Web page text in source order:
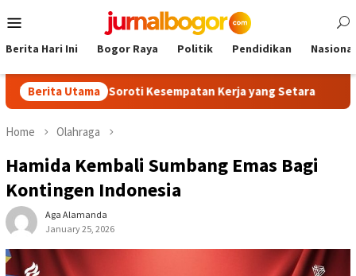
to
Menu
Berita Hari Ini Bogor Raya Politik Pendidikan Nasional
Berita Utama
Soroti Kesempatan Kerja yang Setara 13
Home Olahraga
Hamida Kembali Sumbang Emas Bagi
Kontingen Indonesia
Aga Alamanda
January 25, 2026